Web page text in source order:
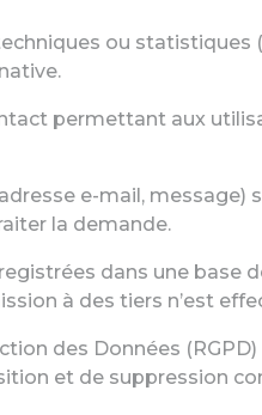
ou statistiques
permettant aux
e-mail,
la demande.
dans une base
à des tiers n’est
des Données
et de suppression